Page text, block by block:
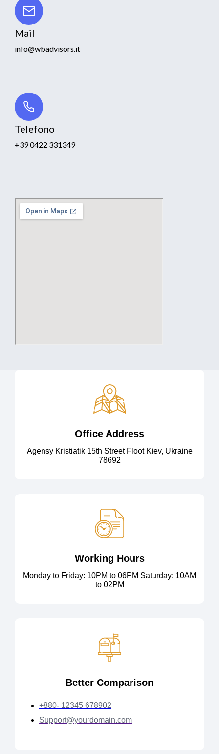
Mail
info@wbadvisors.it
Telefono
+39 0422 331349
Office Address
Agensy Kristiatik 15th Street Floot Kiev, Ukraine
78692
Working Hours
Monday to Friday: 10PM to 06PM Saturday: 10AM
to 02PM
Better Comparison
+880- 12345 678902
Support@yourdomain.com